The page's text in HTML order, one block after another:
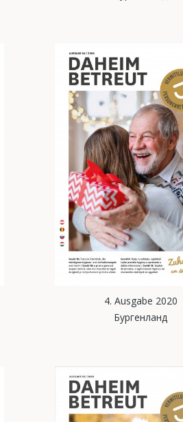
4. Ausgabe 2020
Бургенланд